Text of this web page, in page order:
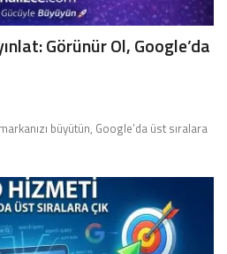
Görünür Ol, Google’da
büyütün, Google’da üst sıralara